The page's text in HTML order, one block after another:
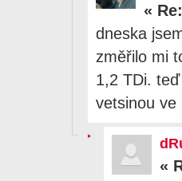
«
dneska
změřilo mi
1,2 TDi.
vetsinou ve
«